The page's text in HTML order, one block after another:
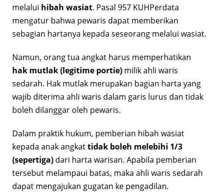
melalui hibah wasiat. Pasal 957 KUHPerdata
mengatur bahwa pewaris dapat memberikan
sebagian hartanya kepada seseorang melalui wasiat.
Namun, orang tua angkat harus memperhatikan
hak mutlak (legitime portie) milik ahli waris
sedarah. Hak mutlak merupakan bagian harta yang
wajib diterima ahli waris dalam garis lurus dan tidak
boleh dilanggar oleh pewaris.
Dalam praktik hukum, pemberian hibah wasiat
kepada anak angkattidak boleh melebihi 1/3
(sepertiga) dari harta warisan. Apabila pemberian
tersebut melampaui batas, maka ahli waris sedarah
dapat mengajukan gugatan ke pengadilan.